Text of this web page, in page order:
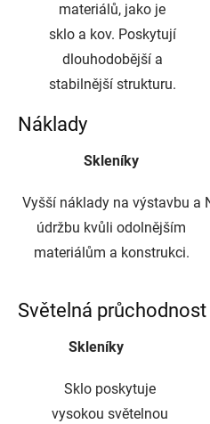
materiálů, jako je
sklo a kov. Poskytují
dlouhodobější a
stabilnější strukturu.
Náklady
Skleníky
Vyšší náklady na výstavbu a
údržbu kvůli odolnějším
materiálům a konstrukci.
Světelná průchodnost
Skleníky
Sklo poskytuje
vysokou světelnou